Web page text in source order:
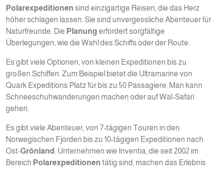
Polarexpeditionen sind einzigartige Reisen, die das Herz
höher schlagen lassen. Sie sind unvergessliche Abenteuer für
Naturfreunde. Die Planung erfordert sorgfältige
Überlegungen, wie die Wahl des Schiffs oder der Route.
Es gibt viele Optionen, von kleinen Expeditionen bis zu
großen Schiffen. Zum Beispiel bietet die Ultramarine von
Quark Expeditions Platz für bis zu 50 Passagiere. Man kann
Schneeschuhwanderungen machen oder auf Wal-Safari
gehen.
Es gibt viele Abenteuer, von 7-tägigen Touren in den
Norwegischen Fjorden bis zu 10-tägigen Expeditionen nach
Ost-Grönland . Unternehmen wie Inventia, die seit 2002 im
Bereich Polarexpeditionen tätig sind, machen das Erlebnis